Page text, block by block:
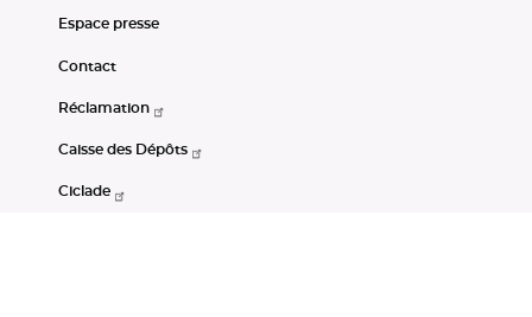
Espace presse
Contact
Réclamation
Caisse des Dépôts
Ciclade